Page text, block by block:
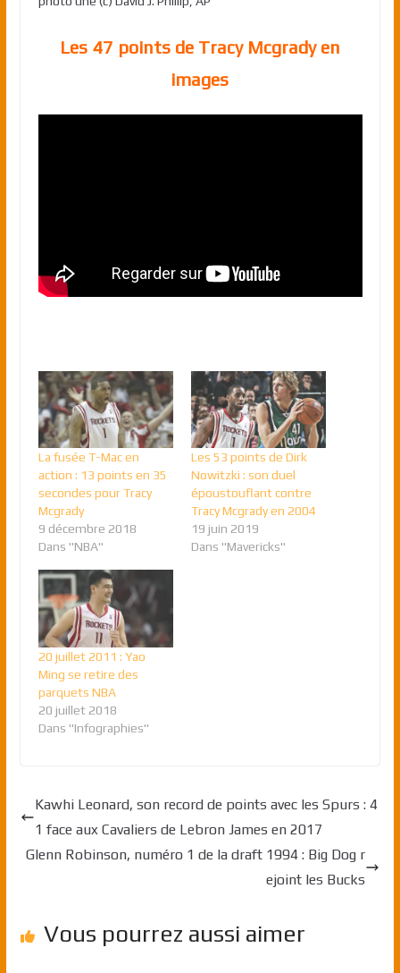
Les 47 points de Tracy Mcgrady en
images
La fusée T-Mac en
action : 13 points en 35
secondes pour Tracy
Mcgrady
9 décembre 2018
Dans "NBA"
Les 53 points de Dirk
Nowitzki : son duel
époustouflant contre
Tracy Mcgrady en 2004
19 juin 2019
Dans "Mavericks"
20 juillet 2011 : Yao
Ming se retire des
parquets NBA
20 juillet 2018
Dans "Infographies"
Kawhi Leonard, son record de points avec les Spurs : 4
1 face aux Cavaliers de Lebron James en 2017
Glenn Robinson, numéro 1 de la draft 1994 : Big Dog r
ejoint les Bucks
Vous pourrez aussi aimer